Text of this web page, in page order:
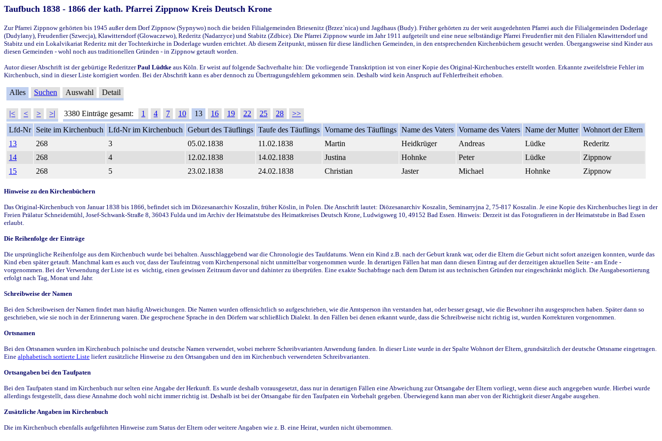
Taufbuch 1838 - 1866 der kath. Pfarrei Zippnow Kreis Deutsch Krone
Zur Pfarrei Zippnow gehörten bis 1945 außer dem Dorf Zippnow (Sypnywo) noch die beiden Filialgemeinden Briesenitz (Brzez`nica) und Jagdhaus (Budy). Früher gehörten zu der weit ausgedehnten Pfarrei auch die Filialgemeinden Doderlage
(Dudylany), Freudenfier (Szwecja), Klawittersdorf (Glowaczewo), Rederitz (Nadarzyce) und Stabitz (Zdbice). Die Pfarrei Zippnow wurde im Jahr 1911 aufgeteilt und eine neue selbständige Pfarrei Freudenfier mit den Filialen Klawittersdorf und
Stabitz und ein Lokalvikariat Rederitz mit der Tochterkirche in Doderlage wurden errichtet. Ab diesem Zeitpunkt, müssen für diese ländlichen Gemeinden, in den entsprechenden Kirchenbüchern gesucht werden. Übergangsweise sind Kinder aus
diesen Gemeinden - wohl noch aus traditionellen Gründen - in Zippnow getauft worden.
Autor dieser Abschrift ist der gebürtige RederitzerPaul Lüdtke aus Köln. Er weist auf folgende Sachverhalte hin: Die vorliegende Transkription ist von einer Kopie des Original-Kirchenbuches erstellt worden. Erkannte zweifelsfreie Fehler im
Kirchenbuch, sind in dieser Liste korrigiert worden. Bei der Abschrift kann es aber dennoch zu Übertragungsfehlern gekommen sein. Deshalb wird kein Anspruch auf Fehlerfreiheit erhoben.
Alles Suchen Auswahl Detail
|< < > >| 3380 Einträge gesamt: 1 4 7 10 13 16 19 22 25 28
>>
Lfd-Nr
Seite im Kirchenbuch Lfd-Nr im Kirchenbuch Geburt des Täuflings Taufe des Täuflings Vorname des Täuflings Name des Vaters Vorname des Vaters Name der Mutter Wohnort der Eltern
13
268 3 05.02.1838 11.02.1838 Martin Heidkrüger Andreas Lüdke
Rederitz
14
268 4 12.02.1838 14.02.1838 Justina Hohnke Peter Lüdke
Zippnow
15
268 5 23.02.1838 24.02.1838 Christian Jaster Michael Hohnke Zippnow
Hinweise zu den Kirchenbüchern
Das Original-Kirchenbuch von Januar 1838 bis 1866, befindet sich im Diözesanarchiv Koszalin, früher Köslin, in Polen. Die Anschrift lautet: Diözesanarchiv Koszalin, Seminarryjna 2, 75-817 Koszalin. Je eine Kopie des Kirchenbuches liegt in der
Freien Prälatur Schneidemühl, Josef-Schwank-Straße 8, 36043 Fulda und im Archiv der Heimatstube des Heimatkreises Deutsch Krone, Ludwigsweg 10, 49152 Bad Essen. Hinweis: Derzeit ist das Fotografieren in der Heimatstube in Bad Essen
erlaubt.
Die Reihenfolge der Einträge
Die ursprüngliche Reihenfolge aus dem Kirchenbuch wurde bei behalten. Ausschlaggebend war die Chronologie des Taufdatums. Wenn ein Kind z.B. nach der Geburt krank war, oder die Eltern die Geburt nicht sofort anzeigen konnten, wurde das
Kind eben später getauft. Manchmal kam es auch vor, dass der Taufeintrag vom Kirchenpersonal nicht unmittelbar vorgenommen wurde. In derartigen Fällen hat man dann diesen Eintrag auf der derzeitigen aktuellen Seite - am Ende -
vorgenommen. Bei der Verwendung der Liste ist es wichtig, einen gewissen Zeitraum davor und dahinter zu überprüfen. Eine exakte Suchabfrage nach dem Datum ist aus technischen Gründen nur eingeschränkt möglich. Die Ausgabesortierung
erfolgt nach Tag, Monat und Jahr.
Schreibweise der Namen
Bei den Schreibweisen der Namen findet man häufig Abweichungen. Die Namen wurden offensichtlich so aufgeschrieben, wie die Amtsperson ihn verstanden hat, oder besser gesagt, wie die Bewohner ihn ausgesprochen haben. Später dann so
geschrieben, wie sie noch in der Erinnerung waren. Die gesprochene Sprache in den Dörfern war schließlich Dialekt. In den Fällen bei denen erkannt wurde, dass die Schreibweise nicht richtig ist, wurden Korrekturen vorgenommen.
Ortsnamen
Bei den Ortsnamen wurden im Kirchenbuch polnische und deutsche Namen verwendet, wobei mehrere Schreibvarianten Anwendung fanden. In dieser Liste wurde in der Spalte Wohnort der Eltern, grundsätzlich der deutsche Ortsname eingetragen.
Eine alphabetisch sortierte Liste liefert zusätzliche Hinweise zu den Ortsangaben und den im Kirchenbuch verwendeten Schreibvarianten.
Ortsangaben bei den Taufpaten
Bei den Taufpaten stand im Kirchenbuch nur selten eine Angabe der Herkunft. Es wurde deshalb vorausgesetzt, dass nur in derartigen Fällen eine Abweichung zur Ortsangabe der Eltern vorliegt, wenn diese auch angegeben wurde. Hierbei wurde
allerdings festgestellt, dass diese Annahme doch wohl nicht immer richtig ist. Deshalb ist bei der Ortsangabe für den Taufpaten ein Vorbehalt gegeben. Überwiegend kann man aber von der Richtigkeit dieser Angabe ausgehen.
Zusätzliche Angaben im Kirchenbuch
Die im Kirchenbuch ebenfalls aufgeführten Hinweise zum Status der Eltern oder weitere Angaben wie z. B. eine Heirat, wurden nicht übernommen.